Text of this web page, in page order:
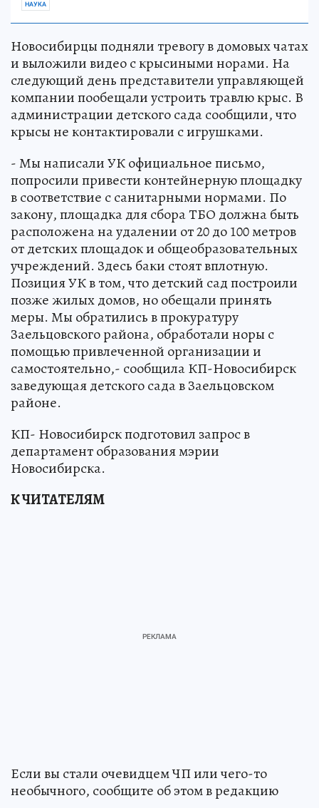
НАУКА
Новосибирцы подняли тревогу в домовых чатах
и выложили видео с крысиными норами. На
следующий день представители управляющей
компании пообещали устроить травлю крыс. В
администрации детского сада сообщили, что
крысы не контактировали с игрушками.
- Мы написали УК официальное письмо,
попросили привести контейнерную площадку
в соответствие с санитарными нормами. По
закону, площадка для сбора ТБО должна быть
расположена на удалении от 20 до 100 метров
от детских площадок и общеобразовательных
учреждений. Здесь баки стоят вплотную.
Позиция УК в том, что детский сад построили
позже жилых домов, но обещали принять
меры. Мы обратились в прокуратуру
Заельцовского района, обработали норы с
помощью привлеченной организации и
самостоятельно,- сообщила КП-Новосибирск
заведующая детского сада в Заельцовском
районе.
КП- Новосибирск подготовил запрос в
департамент образования мэрии
Новосибирска.
К ЧИТАТЕЛЯМ
Если вы стали очевидцем ЧП или чего-то
необычного, сообщите об этом в редакцию